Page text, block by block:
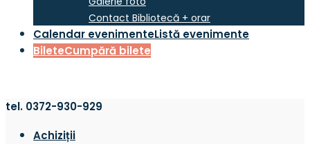
Contact Bibliotecă + orar
Calendar evenimenteListă evenimente
BileteCumpără bilete
tel. 0372-930-929
Achiziții